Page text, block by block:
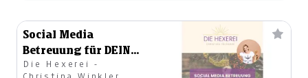
Social Media
Betreuung für DEIN
Unternehmen - Paket
Die Hexerei -